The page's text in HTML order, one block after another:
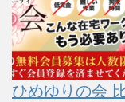
ひめゆりの会